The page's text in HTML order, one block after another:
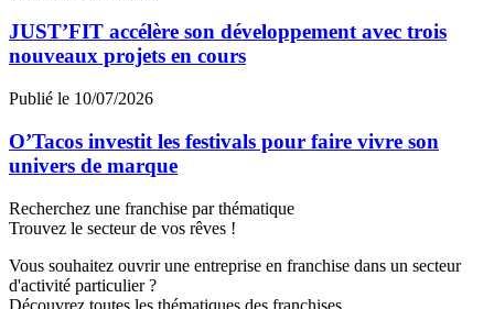
JUST’FIT accélère son développement avec trois
nouveaux projets en cours
Publié le 10/07/2026
O’Tacos investit les festivals pour faire vivre son
univers de marque
Recherchez une franchise par thématique
Trouvez le secteur de vos rêves !
Vous souhaitez ouvrir une entreprise en franchise dans un secteur
d'activité particulier ?
Découvrez toutes les thématiques des franchises.